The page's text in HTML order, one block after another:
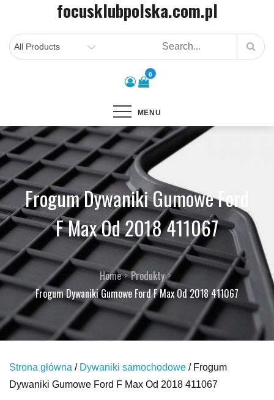
content
focusklubpolska.com.pl
0
MENU
Frogum Dywaniki Gumowe Ford
F Max Od 2018 411067
Home
Produkty
Frogum Dywaniki Gumowe Ford F Max Od 2018 411067
Strona główna / Dywaniki samochodowe / Frogum
Dywaniki Gumowe Ford F Max Od 2018 411067